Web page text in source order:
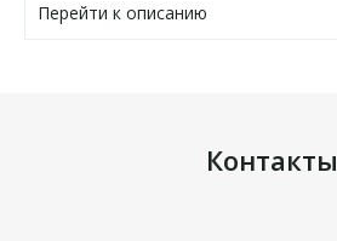
Перейти к описанию
Контакты